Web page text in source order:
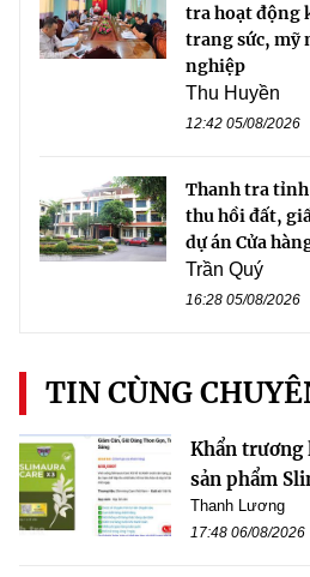
tra hoạt động
trang sức, mỹ
nghiệp
Thu Huyền
12:42 05/08/2026
Thanh tra
thu hồi đất,
dự án Cửa
Trần Quý
16:28 05/08/2026
TIN CÙNG
Khẩn trương
sản phẩm
Thanh Lương
17:48 06/08/2026